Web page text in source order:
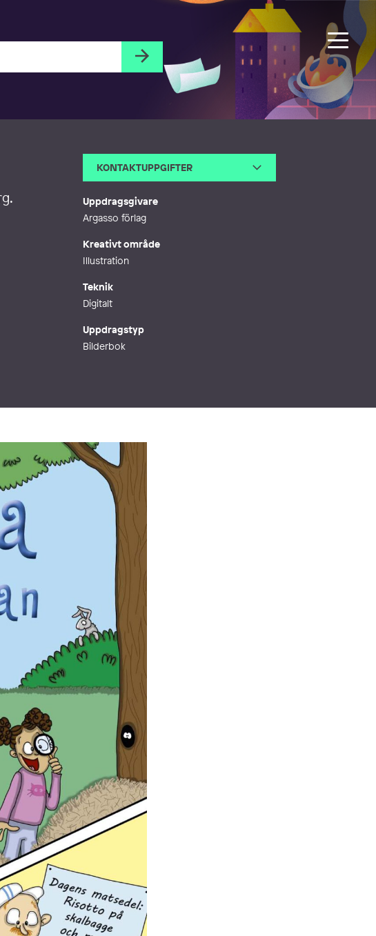
KONTAKTUPPGIFTER
Uppdragsgivare
Argasso förlag
Kreativt område
Illustration
Teknik
Digitalt
Uppdragstyp
Bilderbok